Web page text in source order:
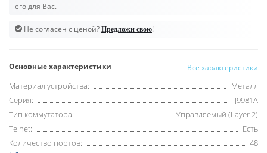
его для Вас.
Не согласен с ценой? Предложи свою!
Основные характеристики Все характеристики
Материал устройства:
Металл
Серия:
J9981A
Тип коммутатора:
Управляемый (Layer 2)
Telnet:
Есть
Количество портов:
48